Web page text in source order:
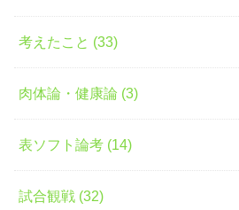
考えたこと (33)
肉体論・健康論 (3)
表ソフト論考 (14)
試合観戦 (32)